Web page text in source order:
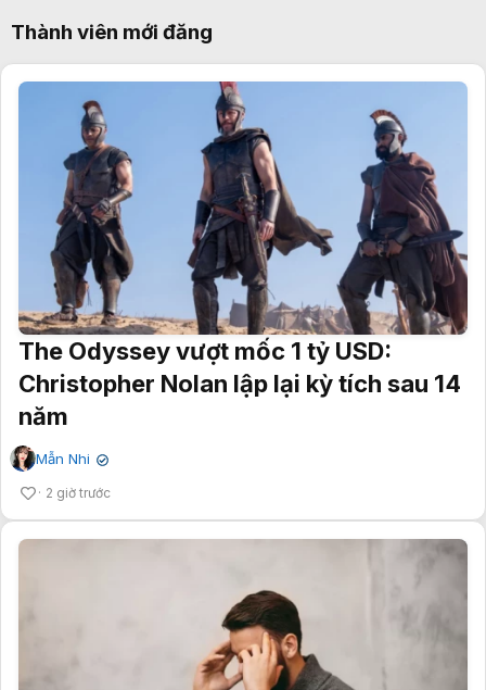
Thành viên mới đăng
The Odyssey vượt mốc 1 tỷ USD:
Christopher Nolan lập lại kỳ tích sau 14
năm
Mẫn Nhi ✔
2 giờ trước